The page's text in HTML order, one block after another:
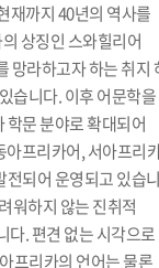
재까지 40년의 역사를
상징인 스와힐리어
망라하고자 하는 취지
습니다. 이후 어문학을
학문 분야로 확대되어
아프리카어, 서아프리
전되어 운영되고 있습
워하지 않는 진취적
다. 편견 없는 시각으로
프리카의 언어는 물론